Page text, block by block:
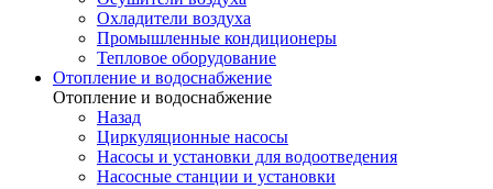
Охладители воздуха
Промышленные кондиционеры
Тепловое оборудование
Отопление и водоснабжение
Отопление и водоснабжение
Назад
Циркуляционные насосы
Насосы и установки для водоотведения
Насосные станции и установки